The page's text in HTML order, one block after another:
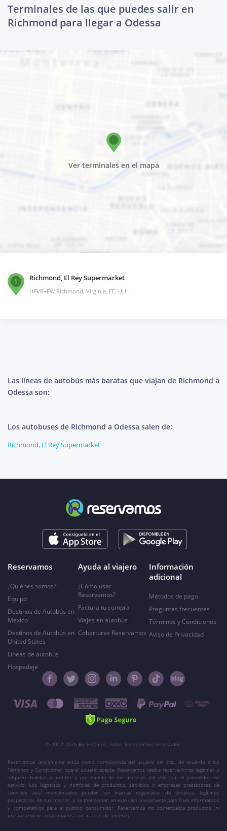
Terminales de las que puedes salir en
Richmond para llegar a Odessa
Ver terminales en el mapa
1 Richmond, El Rey Supermarket
HFVR+FW Richmond, Virginia, EE. UU.
Las líneas de autobús más baratas que viajan de Richmond a
Odessa son:
Los autobuses de Richmond a Odessa salen de:
Richmond, El Rey Supermarket
Reservamos
¿Quiénes somos?
Equipo
Destinos de Autobús en
México
Destinos de Autobús en
United States
Líneas de autobús
Hospedaje
Ayuda al viajero
¿Cómo usar
Reservamos?
Factura tu compra
Viajes en autobús
Coberturas Reservamos
Información
adicional
Métodos de pago
Preguntas frecuentes
Términos y Condiciones
Aviso de Privacidad
© 2012-2026 Reservamos. Todos los derechos reservados.
Reservamos únicamente actúa como comisionista del usuario del sitio, de acuerdo a los
Términos y Condiciones que el usuario acepta. Reservamos realiza reservaciones legítimas y
adquiere boletos a nombre y por cuenta de los usuarios del sitio con el proveedor del
servicio. Los logotipos y nombres de productos, servicios o empresas prestadoras de
servicios aquí mencionados pueden ser marcas registradas de terceros, legítimos
propietarios de sus marcas, y se mencionan en este sitio únicamente para fines informativos
y comparativos para el público consumidor. Reservamos no comercializa productos, ni
presta servicios relacionados con marcas de terceros.